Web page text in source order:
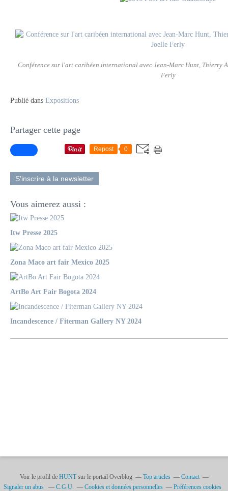
Conférence sur l'art caribéen international avec Jean-Marc Hunt, Thierry
Ferly
Publié dans Expositions
Partager cette page
Repost 0
S'inscrire à la newsletter
Vous aimerez aussi :
Itw Presse 2025
Zona Maco art fair Mexico 2025
ArtBo Art Fair Bogota 2024
Incandescence / Fiterman Gallery NY 2024
Voir le profil de HUNTsur le portail Overblog Top articles
Contact
Signaler un abus
C.G.U. Cookies et données personnelles Préférences cookies